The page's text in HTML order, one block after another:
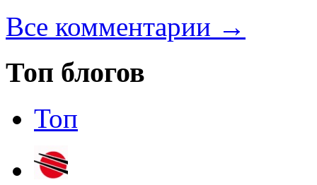
Все комментарии →
Топ блогов
Топ